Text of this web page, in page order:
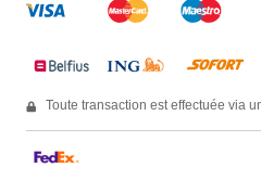
Toute transaction est effectuée via